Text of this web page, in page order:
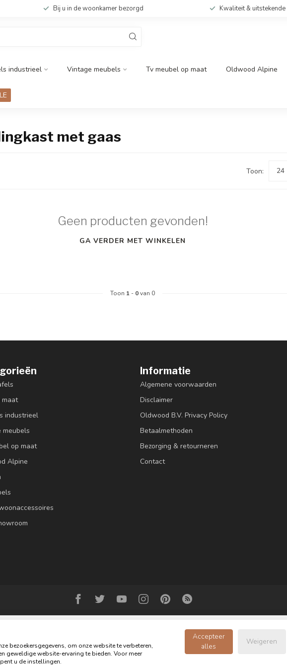
Bij u in de woonkamer bezorgd Kwaliteit &
industrieel Vintage meubels Tv meubel op maat Oldwood Alpine
met gaas
Toon:
Geen producten gevonden!
GA VERDER MET WINKELEN
Toon 1 - 0van 0
maat
industrieel
meubels
op maat
Alpine
Informatie
Algemene voorwaarden
Disclaimer
Oldwood B.V. Privacy Policy
Betaalmethoden
Bezorging & retourneren
Contact
© Copyright 2026 Oldwood de Woonwinkel - Powered by
bezoekersgegevens, om onze website te verbeteren,
geweldige website-ervaring te bieden. Voor meer
u de instellingen.
Accepteer
alles
Weigeren